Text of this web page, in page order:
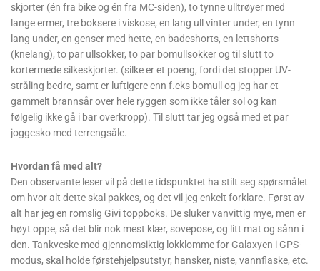
tro det eller ei, tenkt nøye gjennom hvilke klær jeg skal ha med. To T-
skjorter (én fra bike og én fra MC-siden), to tynne ulltrøyer med
lange ermer, tre boksere i viskose, en lang ull vinter under, en tynn
lang under, en genser med hette, en badeshorts, en lettshorts
(knelang), to par ullsokker, to par bomullsokker og til slutt to
kortermede silkeskjorter. (silke er et poeng, fordi det stopper UV-
stråling bedre, samt er luftigere enn f.eks bomull og jeg har et
gammelt brannsår over hele ryggen som ikke tåler sol og kan
følgelig ikke gå i bar overkropp). Til slutt tar jeg også med et par
Hvordan få med alt?
Den observante leser vil på dette tidspunktet ha stilt seg spørsmålet
om hvor alt dette skal pakkes, og det vil jeg enkelt forklare. Først av
alt har jeg en romslig Givi toppboks. De sluker vanvittig mye, men er
høyt oppe, så det blir nok mest klær, sovepose, og litt mat og sånn i
den. Tankveske med gjennomsiktig lokklomme for Galaxyen i GPS-